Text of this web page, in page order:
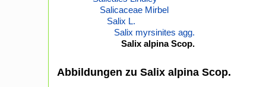
Salicaceae Mirbel
Salix L.
Salix myrsinites agg.
Salix alpina Scop.
Abbildungen zu Salix alpina Scop.